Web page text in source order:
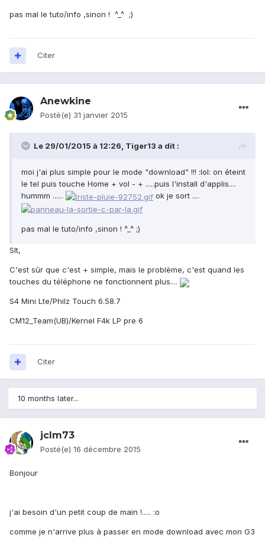
pas mal le tuto/info ,sinon ! ^_^ ;)
Citer
Anewkine
Posté(e) 31 janvier 2015
Le 29/01/2015 à 12:26, Tiger13 a dit :
moi j'ai plus simple pour le mode "download" !!! :lol: on éteint
le tel puis touche Home + vol - + .....puis l'install d'applis....
hummm ......
ok je sort ....
pas mal le tuto/info ,sinon ! ^_^ ;)
Slt,
C'est sûr que c'est + simple, mais le problème, c'est quand les
touches du téléphone ne fonctionnent plus....
S4 Mini Lte/Philz Touch 6.58.7
CM12_Team(UB)/Kernel F4k LP pre 6
Citer
10 months later...
jclm73
Posté(e) 16 décembre 2015
Bonjour
j'ai besoin d'un petit coup de main !..... :o
comme je n'arrive plus à passer en mode download avec mon G3